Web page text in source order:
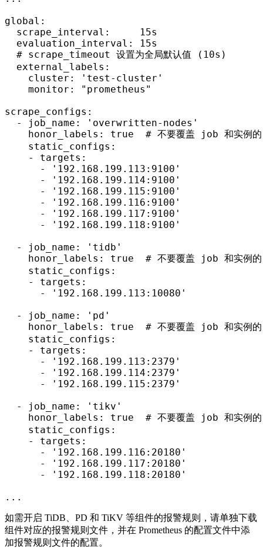
global:
  scrape_interval:     15s
  evaluation_interval: 15s
# scrape_timeout 设置为全局默认值 (10s)
  external_labels:
    cluster: 'test-cluster'
    monitor: "prometheus"
scrape_configs:
  - job_name: 'overwritten-nodes'
    honor_labels: true
# 不要覆盖 job 和实例
    static_configs:
    - targets:
      - '192.168.199.113:9100'
      - '192.168.199.114:9100'
      - '192.168.199.115:9100'
      - '192.168.199.116:9100'
      - '192.168.199.117:9100'
      - '192.168.199.118:9100'
  - job_name: 'tidb'
    honor_labels: true
# 不要覆盖 job 和实例
    static_configs:
    - targets:
      - '192.168.199.113:10080'
  - job_name: 'pd'
    honor_labels: true
# 不要覆盖 job 和实例
    static_configs:
    - targets:
      - '192.168.199.113:2379'
      - '192.168.199.114:2379'
      - '192.168.199.115:2379'
  - job_name: 'tikv'
    honor_labels: true
# 不要覆盖 job 和实例
    static_configs:
    - targets:
      - '192.168.199.116:20180'
      - '192.168.199.117:20180'
      - '192.168.199.118:20180'
...
如需开启 TiDB、PD 和 TiKV 等组件的报警规则，请单独下载
组件对应的报警规则文件，并在 Prometheus 的配置文件中添
加报警规则文件的配置。